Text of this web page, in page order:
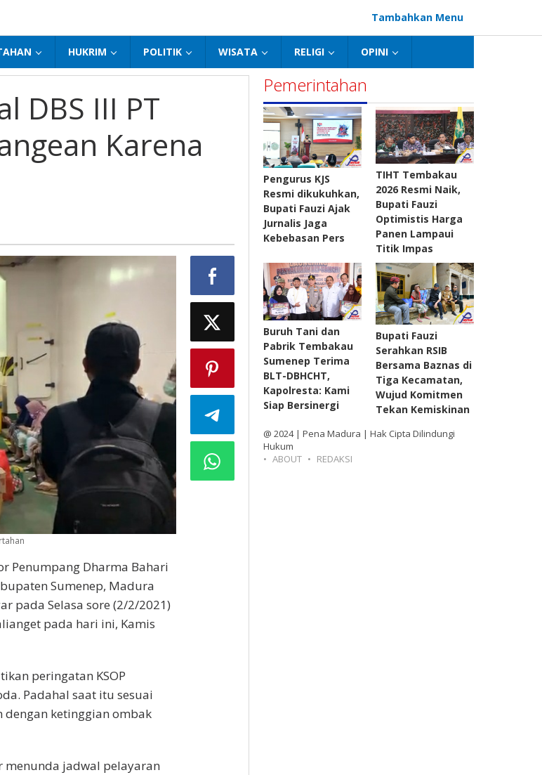
Tambahkan Menu
HUKRIM POLITIK WISATA RELIGI OPINI
DBS III PT
Karena
Penumpang Dharma Bahari
Sumenep, Madura
pada Selasa sore (2/2/2021)
pada hari ini, Kamis
peringatan KSOP
Padahal saat itu sesuai
dengan ketinggian ombak
menunda jadwal pelayaran
Pemerintahan
Pengurus KJS
Resmi dikukuhkan,
Bupati Fauzi Ajak
Jurnalis Jaga
Kebebasan Pers
TIHT Tembakau
2026 Resmi Naik,
Bupati Fauzi
Optimistis Harga
Panen Lampaui
Titik Impas
Buruh Tani dan
Pabrik Tembakau
Sumenep Terima
BLT-DBHCHT,
Kapolresta: Kami
Siap Bersinergi
Bupati Fauzi
Serahkan RSIB
Bersama Baznas di
Tiga Kecamatan,
Wujud Komitmen
Tekan Kemiskinan
@ 2024 | Pena Madura | Hak Cipta Dilindungi
Hukum
ABOUT
REDAKSI